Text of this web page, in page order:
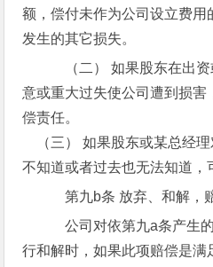
额，偿付未作为公司设立费
发生的其它损失。
（二） 如果股东在出资
意或重大过失使公司遭到损
偿责任。
（三） 如果股东或某总经
不知道或者过去也无法知道，
第九b条 放弃、和解，
公司对依第九a条产生
行和解时，如果此项赔偿是满